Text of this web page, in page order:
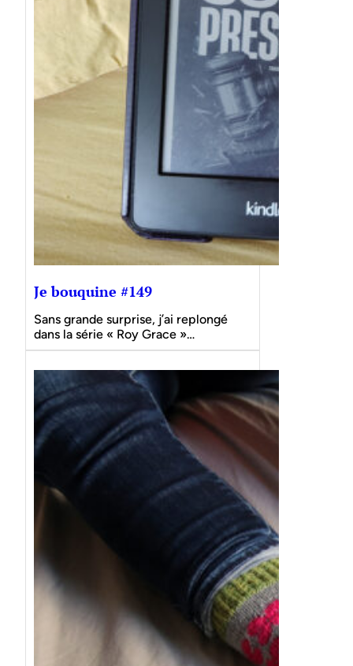
Je bouquine #149
Sans grande surprise, j’ai replongé
dans la série « Roy Grace »…